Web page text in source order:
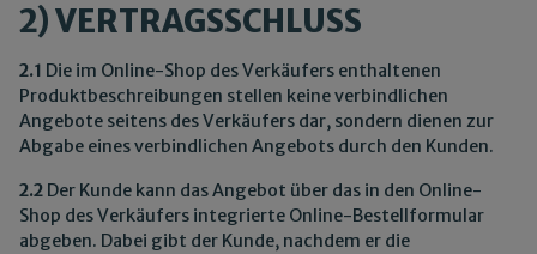
2) VERTRAGSSCHLUSS
2.1 Die im Online-Shop des Verkäufers enthaltenen
Produktbeschreibungen stellen keine verbindlichen
Angebote seitens des Verkäufers dar, sondern dienen zur
Abgabe eines verbindlichen Angebots durch den Kunden.
2.2 Der Kunde kann das Angebot über das in den Online-
Shop des Verkäufers integrierte Online-Bestellformular
abgeben. Dabei gibt der Kunde, nachdem er die